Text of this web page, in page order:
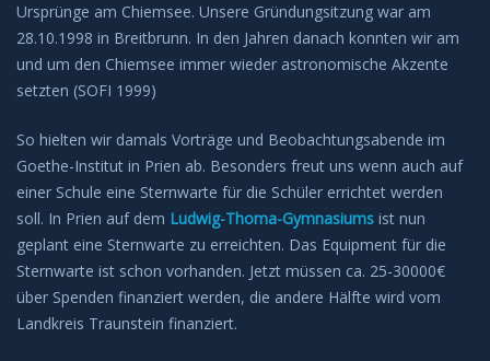
Ursprünge am Chiemsee. Unsere Gründungsitzung war am
28.10.1998 in Breitbrunn. In den Jahren danach konnten wir am
und um den Chiemsee immer wieder astronomische Akzente
setzten (SOFI 1999)
So hielten wir damals Vorträge und Beobachtungsabende im
Goethe-Institut in Prien ab. Besonders freut uns wenn auch auf
einer Schule eine Sternwarte für die Schüler errichtet werden
soll. In Prien auf dem Ludwig-Thoma-Gymnasiums ist nun
geplant eine Sternwarte zu erreichten. Das Equipment für die
Sternwarte ist schon vorhanden. Jetzt müssen ca. 25-30000€
über Spenden finanziert werden, die andere Hälfte wird vom
Landkreis Traunstein finanziert.